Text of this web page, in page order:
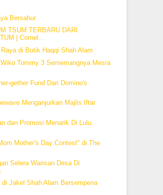
Bersahur
TSUM TERBARU DARI
| Comel...
di Butik Haqqi Shah Alam
Tommy 3 Sememangnya Mesra
gether Fund Dari Domino's
Menganjurkan Majlis Iftar
dan Promosi Menarik Di Lulu
Mother's Day Contest" di The
Selera Warisan Desa Di
di Jakel Shah Alam Bersempena